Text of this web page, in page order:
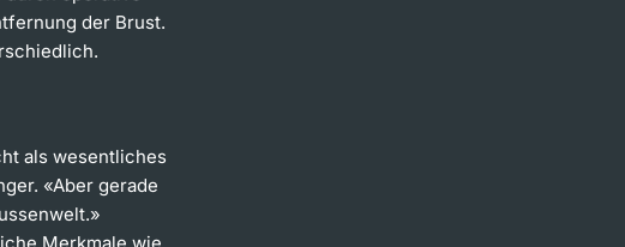
der Brust.
als wesentliches
«Aber gerade
Merkmale wie